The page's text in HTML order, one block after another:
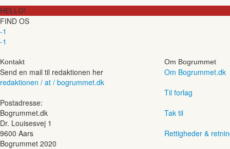
HELLO!
FIND OS
-1
-1
Kontakt
Send en mail til redaktionen her
redaktionen / at / bogrummet.dk
Postadresse:
Bogrummet.dk
Dr. Louisesvej 1
9600 Aars
Om Bogrummet
Om Bogrummet.dk
Til forlag
Tak til
Rettigheder &
Bogrummet 2020